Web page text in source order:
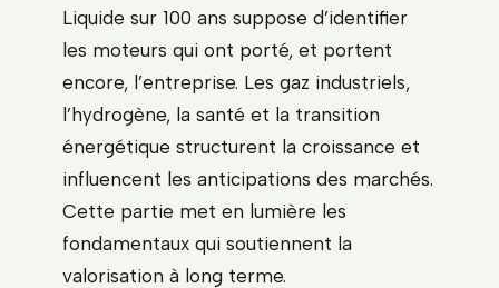
Liquide sur 100 ans suppose d’identifier
les moteurs qui ont porté, et portent
encore, l’entreprise. Les gaz industriels,
l’hydrogène, la santé et la transition
énergétique structurent la croissance et
influencent les anticipations des marchés.
Cette partie met en lumière les
fondamentaux qui soutiennent la
valorisation à long terme.